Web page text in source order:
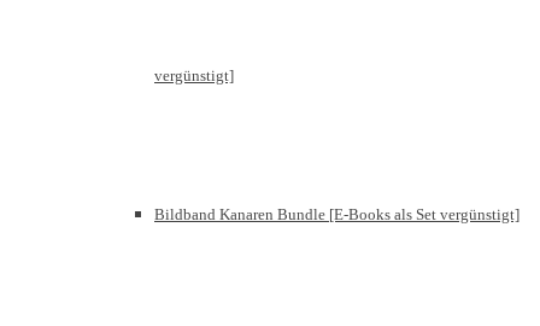
vergünstigt]
Bildband Kanaren Bundle [E-Books als Set vergünstigt]